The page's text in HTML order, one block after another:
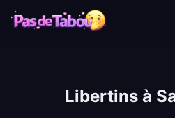
Libertins à